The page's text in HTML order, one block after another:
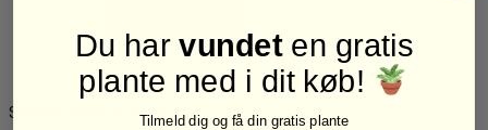
Samarbejdspartnere
Du harvundeten gratis
plante med i dit køb!
Tilmeld dig og få din gratis plante